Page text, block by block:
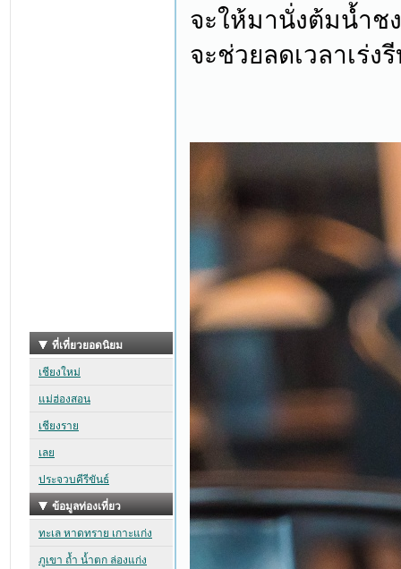
จะให้มานั่งต้มน้ำช
จะช่วยลดเวลาเร่